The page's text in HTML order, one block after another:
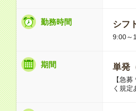
勤務時間 シフ
9:00～
期間 単発
【急
く規定